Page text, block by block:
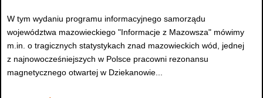
W tym wydaniu programu informacyjnego samorządu
województwa mazowieckiego "Informacje z Mazowsza" mówimy
m.in. o tragicznych statystykach znad mazowieckich wód, jednej
z najnowocześniejszych w Polsce pracowni rezonansu
magnetycznego otwartej w Dziekanowie...